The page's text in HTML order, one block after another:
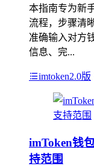
本指南专为新
流程，步骤清
准确输入对方
信息、完...
imtoken2.0版
imToken钱
持范围